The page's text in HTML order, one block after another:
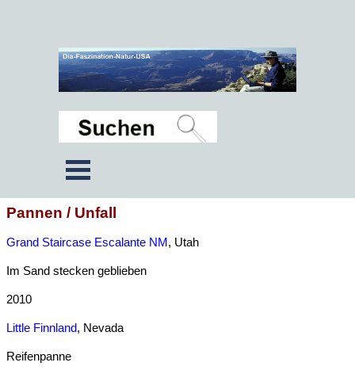
Pannen / Unfall
Grand Staircase Escalante NM , Utah
Im Sand stecken geblieben
2010
Little Finnland, Nevada
Reifenpanne